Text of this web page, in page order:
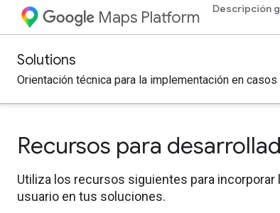
Maps Platform Descripción
Solutions
Orientación técnica para la implementación en
Recursos para
Utiliza los recursos siguientes para incorporar
usuario en tus soluciones.